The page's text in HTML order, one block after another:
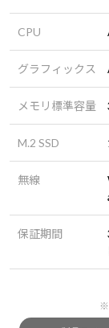
CPU
グラフィックス
メモリ標準容量
M.2 SSD
無線
保証期間
※